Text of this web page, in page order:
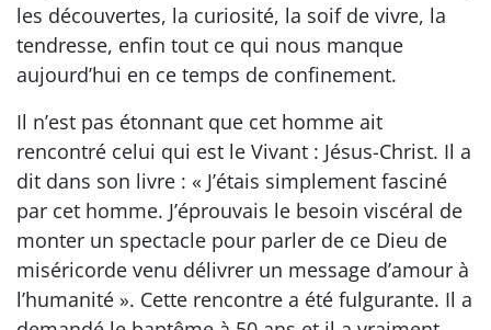
les découvertes, la curiosité, la soif de vivre, la
tendresse, enfin tout ce qui nous manque
aujourd’hui en ce temps de confinement.
Il n’est pas étonnant que cet homme ait
rencontré celui qui est le Vivant : Jésus-Christ. Il a
dit dans son livre : « J’étais simplement fasciné
par cet homme. J’éprouvais le besoin viscéral de
monter un spectacle pour parler de ce Dieu de
miséricorde venu délivrer un message d’amour à
l’humanité ». Cette rencontre a été fulgurante. Il a